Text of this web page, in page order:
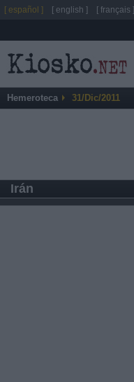
Hemeroteca 31/Dic/2011
Irán
[ español ] [ english ] [ français ]